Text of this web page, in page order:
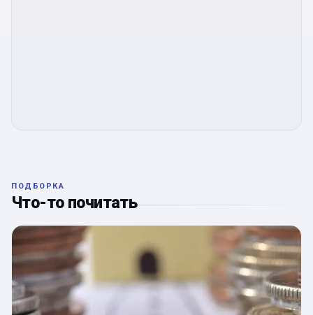
ПОДБОРКА
Что-то почитать